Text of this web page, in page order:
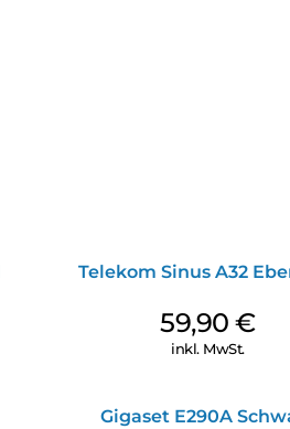
Telekom Sinus A32
59,90€
inkl. MwSt.
Gigaset E290A